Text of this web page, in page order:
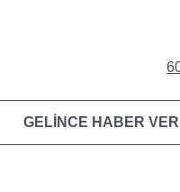
GELİNCE HABER VER